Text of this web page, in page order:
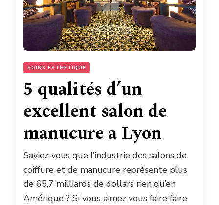
SOINS ESTHETIQUE
5 qualités d’un
excellent salon de
manucure a Lyon
Saviez-vous que l’industrie des salons de
coiffure et de manucure représente plus
de 65,7 milliards de dollars rien qu’en
Amérique ? Si vous aimez vous faire faire